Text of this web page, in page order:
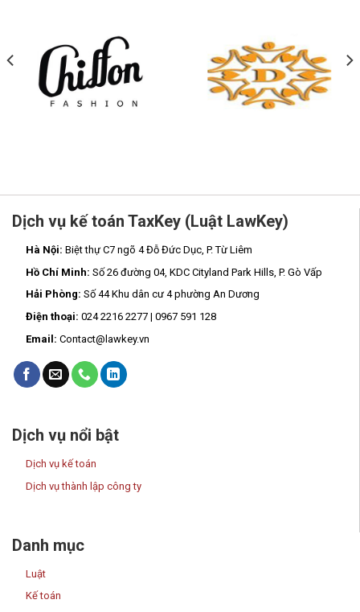
Dịch vụ kế toán TaxKey (Luật LawKey)
Hà Nội: Biệt thự C7 ngõ 4 Đỗ Đức Dục, P. Từ Liêm
Hồ Chí Minh: Số 26 đường 04, KDC Cityland Park Hills, P. Gò Vấp
Hải Phòng: Số 44 Khu dân cư 4 phường An Dương
Điện thoại: 024 2216 2277 | 0967 591 128
Email: Contact@lawkey.vn
Dịch vụ nổi bật
Dịch vụ kế toán
Dịch vụ thành lập công ty
Danh mục
Luật
Kế toán